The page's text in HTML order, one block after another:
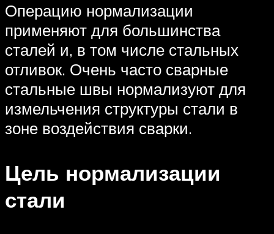
Операцию нормализации
применяют для большинства
сталей и, в том числе стальных
отливок. Очень часто сварные
стальные швы нормализуют для
измельчения структуры стали в
зоне воздействия сварки.
Цель нормализации
стали